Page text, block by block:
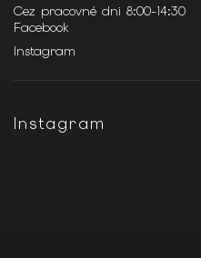
Cez pracovné dni 8:00-14:30
Facebook
Instagram
Instagram